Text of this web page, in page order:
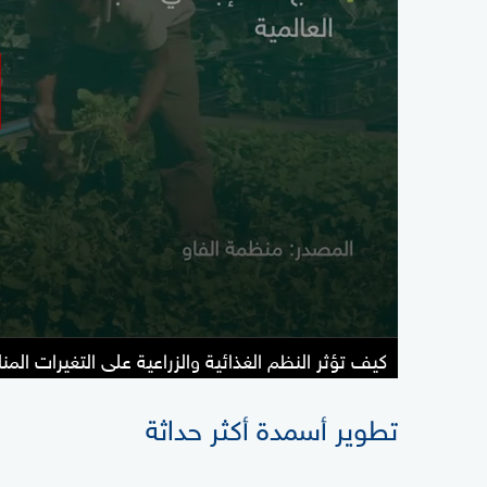
كيف تؤثر النظم الغذائية والزراعية على التغيرات
تطوير أسمدة أكثر حداثة